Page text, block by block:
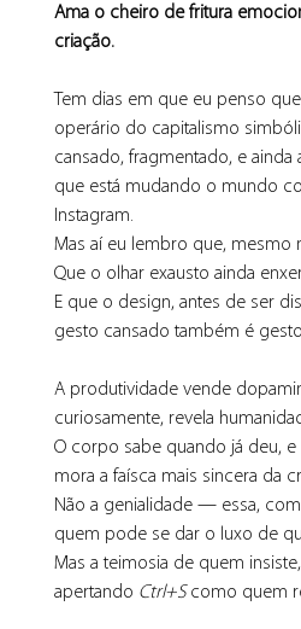
Ama o cheiro de fritura
criação.
Tem dias em que eu penso
operário do capitalismo
cansado, fragmentado, e
que está mudando o mundo
Instagram.
Mas aí eu lembro que, mesmo
Que o olhar exausto ainda
E que o design, antes de ser
gesto cansado também é
A produtividade vende
curiosamente, revela
O corpo sabe quando já deu, e
mora a faísca mais sincera da
Não a genialidade — essa,
quem pode se dar o luxo de
Mas a teimosia de quem
apertando Ctrl+S como quem